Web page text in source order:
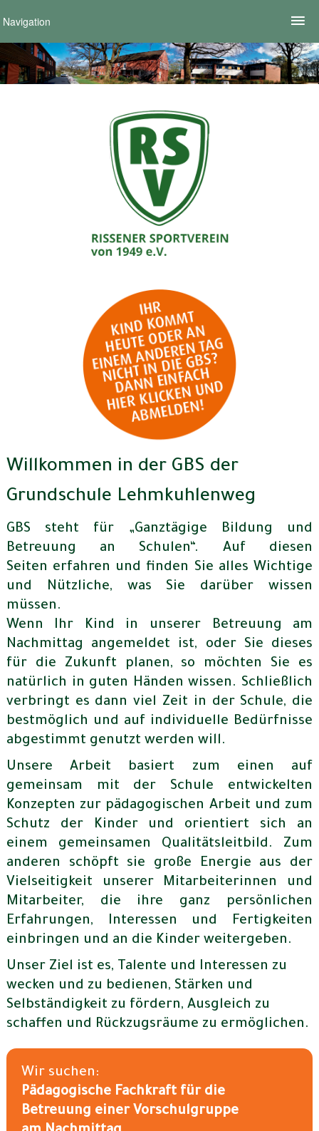
Navigation
Willkommen in der GBS der
Grundschule Lehmkuhlenweg
GBS steht für „Ganztägige Bildung und
Betreuung an Schulen“. Auf diesen
Seiten erfahren und finden Sie alles Wichtige
und Nützliche, was Sie darüber wissen
müssen.
Wenn Ihr Kind in unserer Betreuung am
Nachmittag angemeldet ist, oder Sie dieses
für die Zukunft planen, so möchten Sie es
natürlich in guten Händen wissen. Schließlich
verbringt es dann viel Zeit in der Schule, die
bestmöglich und auf individuelle Bedürfnisse
abgestimmt genutzt werden will.
Unsere Arbeit basiert zum einen auf
gemeinsam mit der Schule entwickelten
Konzepten zur pädagogischen Arbeit und zum
Schutz der Kinder und orientiert sich an
einem gemeinsamen Qualitätsleitbild. Zum
anderen schöpft sie große Energie aus der
Vielseitigkeit unserer Mitarbeiterinnen und
Mitarbeiter, die ihre ganz persönlichen
Erfahrungen, Interessen und Fertigkeiten
einbringen und an die Kinder weitergeben.
Unser Ziel ist es, Talente und Interessen zu
wecken und zu bedienen, Stärken und
Selbständigkeit zu fördern, Ausgleich zu
schaffen und Rückzugsräume zu ermöglichen.
Wir suchen:
Pädagogische Fachkraft für die
Betreuung einer Vorschulgruppe